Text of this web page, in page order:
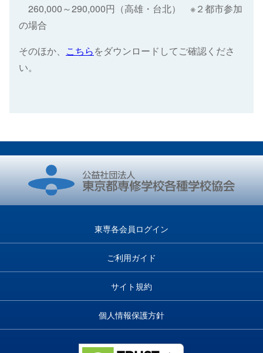
260,000～290,000円（高雄・台北） ※２都市参加
の場合
そのほか、 こちらをダウンロードしてご確認くださ
い。
東専各会員ログイン
ご利用ガイド
サイト規約
個人情報保護方針